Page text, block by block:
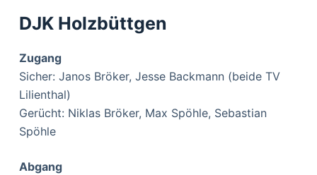
DJK Holzbüttgen
Zugang
Sicher: Janos Bröker, Jesse Backmann (beide TV
Lilienthal)
Gerücht: Niklas Bröker, Max Spöhle, Sebastian
Spöhle
Abgang